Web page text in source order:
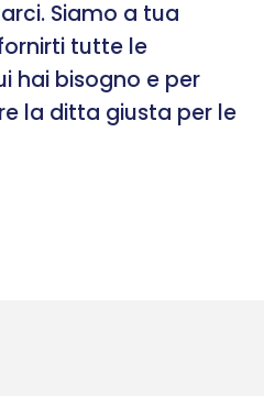
Siamo a tua
tutte le
hai bisogno e per
la ditta giusta per le